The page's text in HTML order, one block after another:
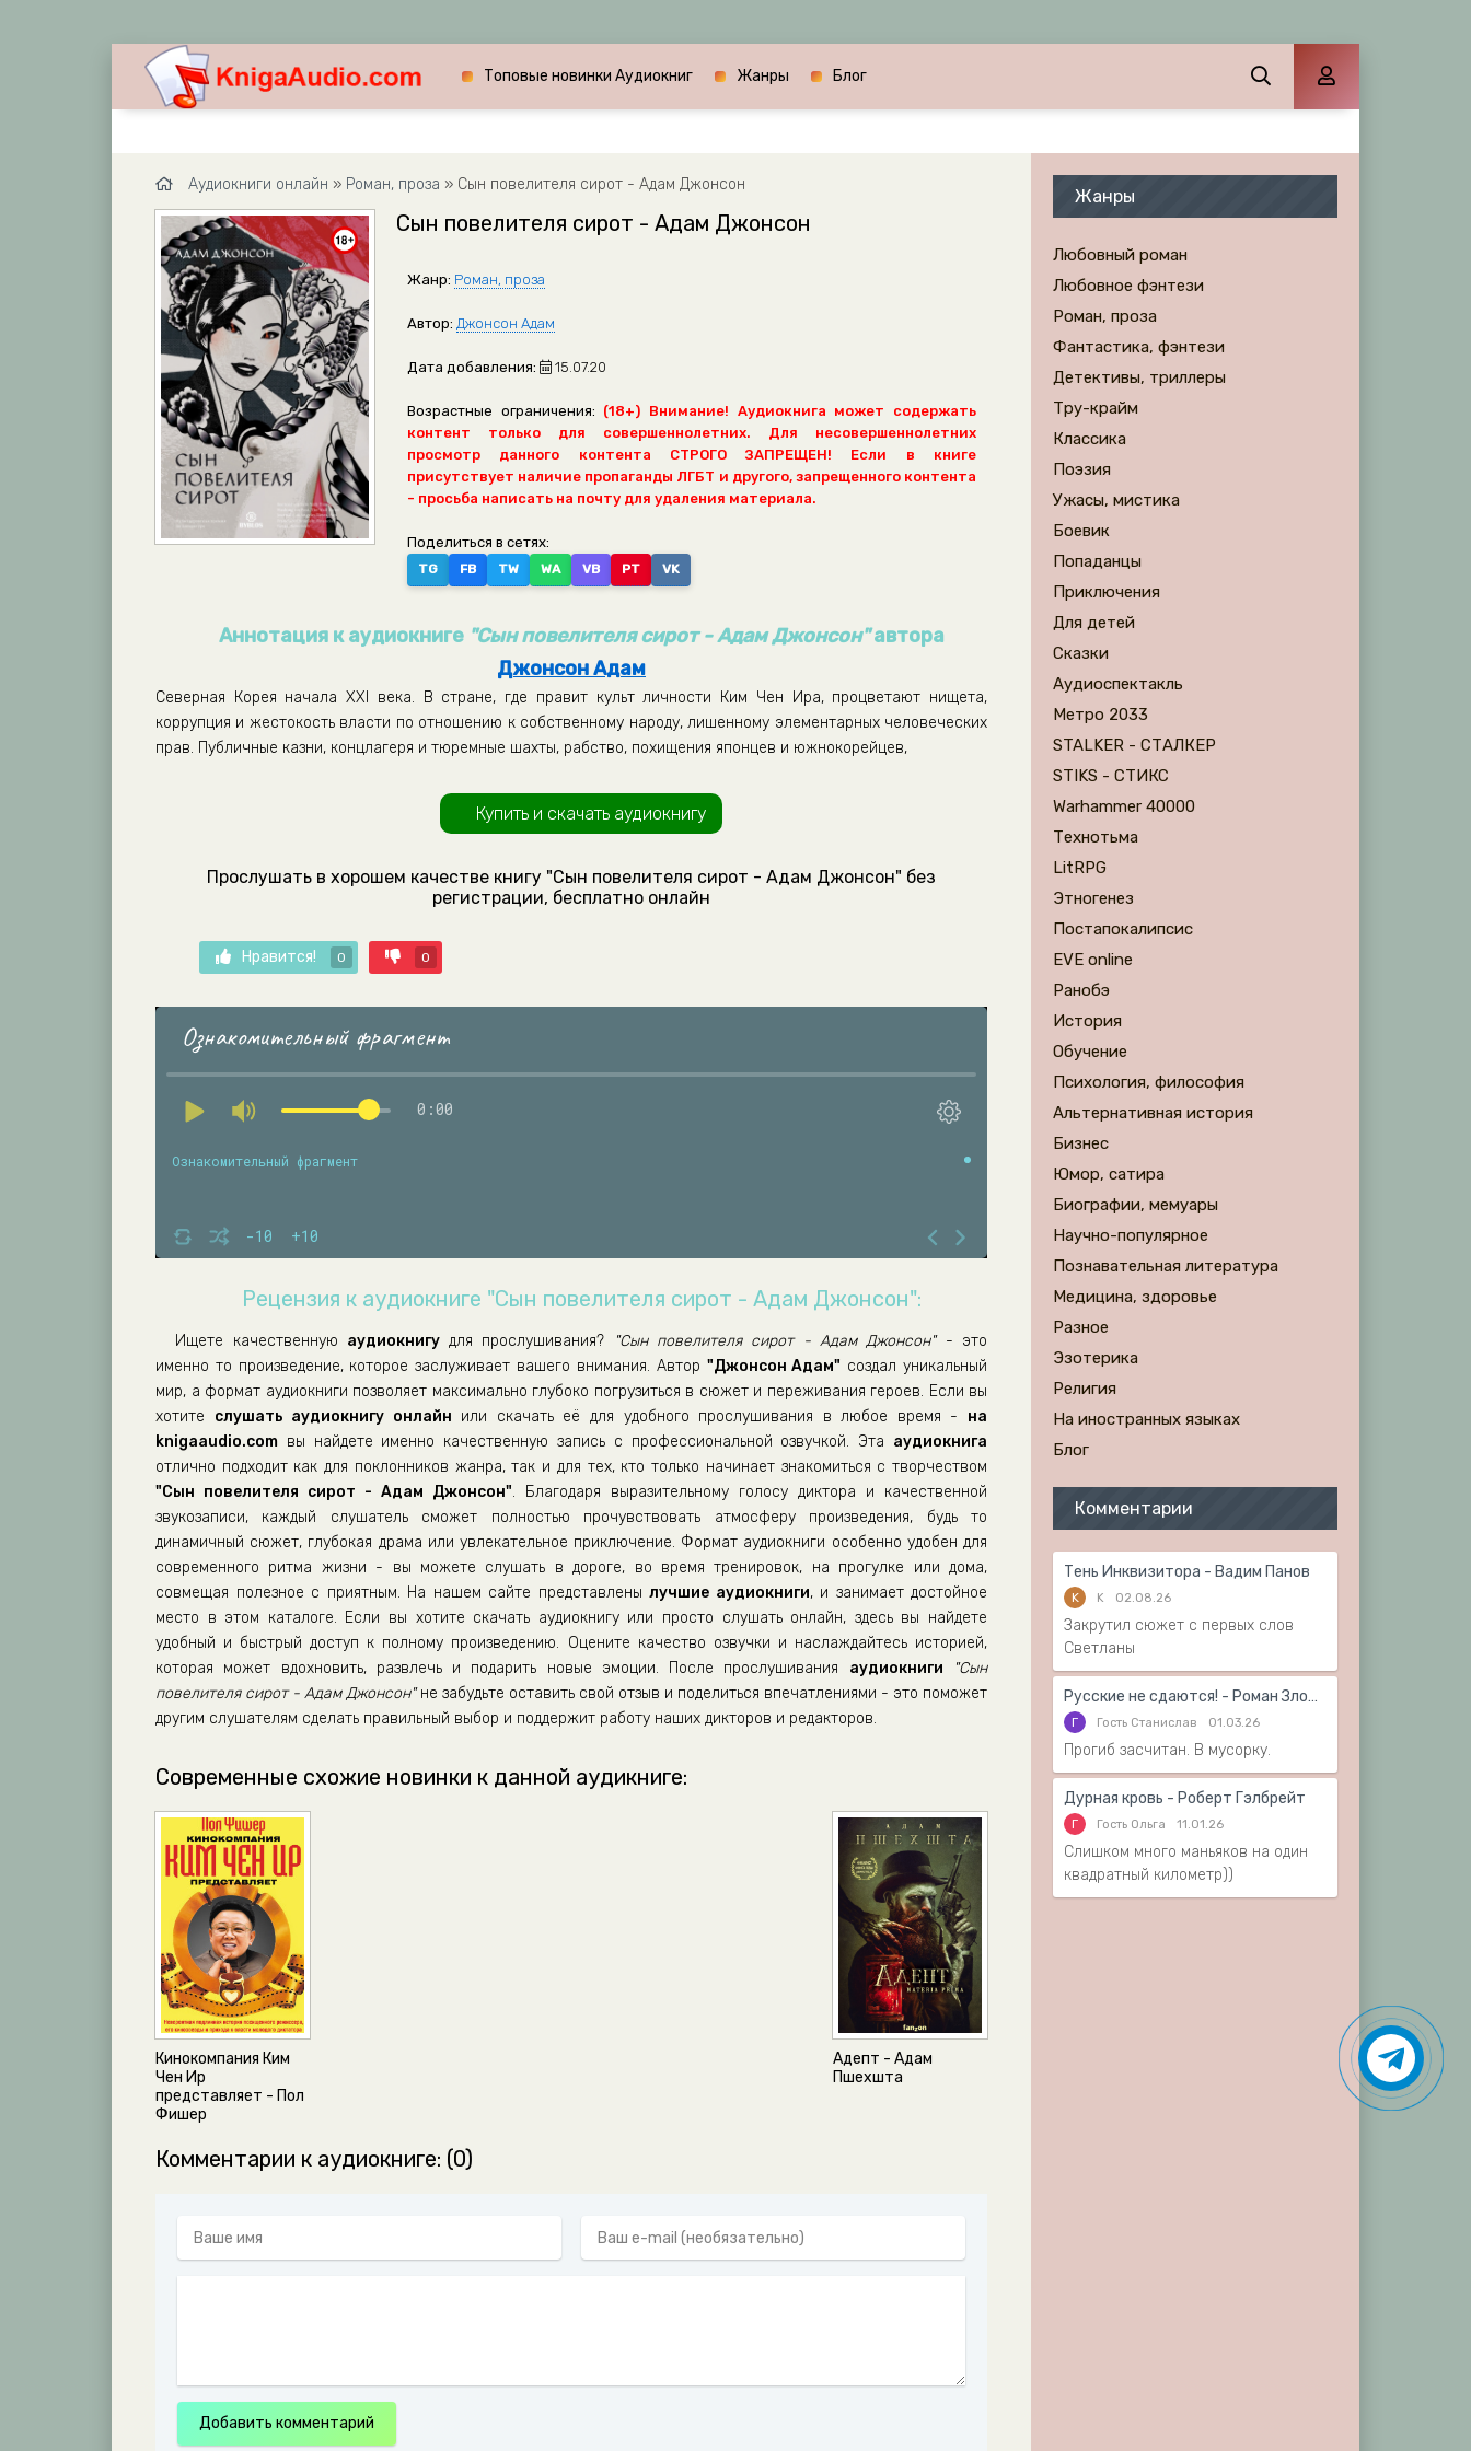
Топовые новинки Аудиокниг Жанры Блог
Аудиокниги онлайн » Роман, проза » Сын повелителя сирот - Адам Джонсон
Сын повелителя сирот - Адам Джонсон
Жанр: Роман, проза
Автор: Джонсон Адам
Дата добавления: 15.07.20
Возрастные ограничения: (18+) Внимание! Аудиокнига может содержать
контент только для совершеннолетних. Для несовершеннолетних
просмотр данного контента СТРОГО ЗАПРЕЩЕН! Если в книге
присутствует наличие пропаганды ЛГБТ и другого, запрещенного контента
- просьба написать на почту для удаления материала.
Поделиться в сетях:
TG FB TW WA VB PT VK
Аннотация к аудиокниге "Сын повелителя сирот - Адам Джонсон"автора
Джонсон Адам
Северная Корея начала ХХI века. В стране, где правит культ личности Ким Чен Ира, процветают нищета,
коррупция и жестокость власти по отношению к собственному народу, лишенному элементарных человеческих
прав. Публичные казни, концлагеря и тюремные шахты, рабство, похищения японцев и южнокорейцев,
Купить и скачать аудиокнигу
Прослушать в хорошем качестве книгу "Сын повелителя сирот - Адам Джонсон" без
регистрации, бесплатно онлайн
Нравится! 0 0
Ознакомительный фрагмент
0:00
-10 +10
Ознакомительный фрагмент
Рецензия к аудиокниге "Сын повелителя сирот - Адам Джонсон":
Ищете качественную аудиокнигудля прослушивания? "Сын повелителя сирот - Адам Джонсон"- это
именно то произведение, которое заслуживает вашего внимания. Автор "Джонсон Адам" создал уникальный
мир, а формат аудиокниги позволяет максимально глубоко погрузиться в сюжет и переживания героев. Если вы
хотите слушать аудиокнигу онлайн или скачать её для удобного прослушивания в любое время - на
knigaaudio.com вы найдете именно качественную запись с профессиональной озвучкой. Эта аудиокнига
отлично подходит как для поклонников жанра, так и для тех, кто только начинает знакомиться с творчеством
"Сын повелителя сирот - Адам Джонсон". Благодаря выразительному голосу диктора и качественной
звукозаписи, каждый слушатель сможет полностью прочувствовать атмосферу произведения, будь то
динамичный сюжет, глубокая драма или увлекательное приключение. Формат аудиокниги особенно удобен для
современного ритма жизни - вы можете слушать в дороге, во время тренировок, на прогулке или дома,
совмещая полезное с приятным. На нашем сайте представлены лучшие аудиокниги, и занимает достойное
место в этом каталоге. Если вы хотите скачать аудиокнигу или просто слушать онлайн, здесь вы найдете
удобный и быстрый доступ к полному произведению. Оцените качество озвучки и наслаждайтесь историей,
которая может вдохновить, развлечь и подарить новые эмоции. После прослушивания аудиокниги
"Сын
повелителя сирот - Адам Джонсон"не забудьте оставить свой отзыв и поделиться впечатлениями - это поможет
другим слушателям сделать правильный выбор и поддержит работу наших дикторов и редакторов.
Современные схожие новинки к данной аудикниге:
Кинокомпания Ким
Чен Ир
представляет - Пол
Фишер
Адепт - Адам
Пшехшта
Комментарии к аудиокниге: (0)
Добавить комментарий
Жанры
Любовный роман
Любовное фэнтези
Роман, проза
Фантастика, фэнтези
Детективы, триллеры
Тру-крайм
Классика
Поэзия
Ужасы, мистика
Боевик
Попаданцы
Приключения
Для детей
Сказки
Аудиоспектакль
Метро 2033
STALKER - СТАЛКЕР
STIKS - СТИКС
Warhammer 40000
Технотьма
LitRPG
Этногенез
Постапокалипсис
EVE online
Ранобэ
История
Обучение
Психология, философия
Альтернативная история
Бизнес
Юмор, сатира
Биографии, мемуары
Научно-популярное
Познавательная литература
Медицина, здоровье
Разное
Эзотерика
Религия
На иностранных языках
Блог
Комментарии
Тень Инквизитора - Вадим Панов
K K 02.08.26
Закрутил сюжет с первых слов
Светланы
Русские не сдаются! - Роман Злотников
Г Гость Станислав 01.03.26
Прогиб засчитан. В мусорку.
Дурная кровь - Роберт Гэлбрейт
Г Гость Ольга 11.01.26
Слишком много маньяков на один
квадратный километр))